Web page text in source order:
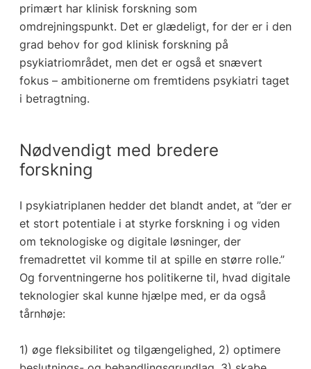
primært har klinisk forskning som
omdrejningspunkt. Det er glædeligt, for der er i den
grad behov for god klinisk forskning på
psykiatriområdet, men det er også et snævert
fokus – ambitionerne om fremtidens psykiatri taget
i betragtning.
Nødvendigt med bredere
forskning
I psykiatriplanen hedder det blandt andet, at ”der er
et stort potentiale i at styrke forskning i og viden
om teknologiske og digitale løsninger, der
fremadrettet vil komme til at spille en større rolle.”
Og forventningerne hos politikerne til, hvad digitale
teknologier skal kunne hjælpe med, er da også
tårnhøje:
1) øge fleksibilitet og tilgængelighed, 2) optimere